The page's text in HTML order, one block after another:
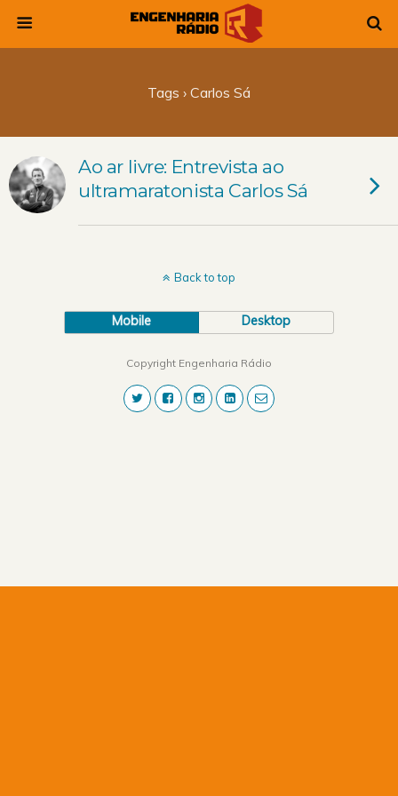
Tags › Carlos Sá
Ao ar livre: Entrevista ao
ultramaratonista Carlos Sá
Back to top
Mobile Desktop
Copyright Engenharia Rádio